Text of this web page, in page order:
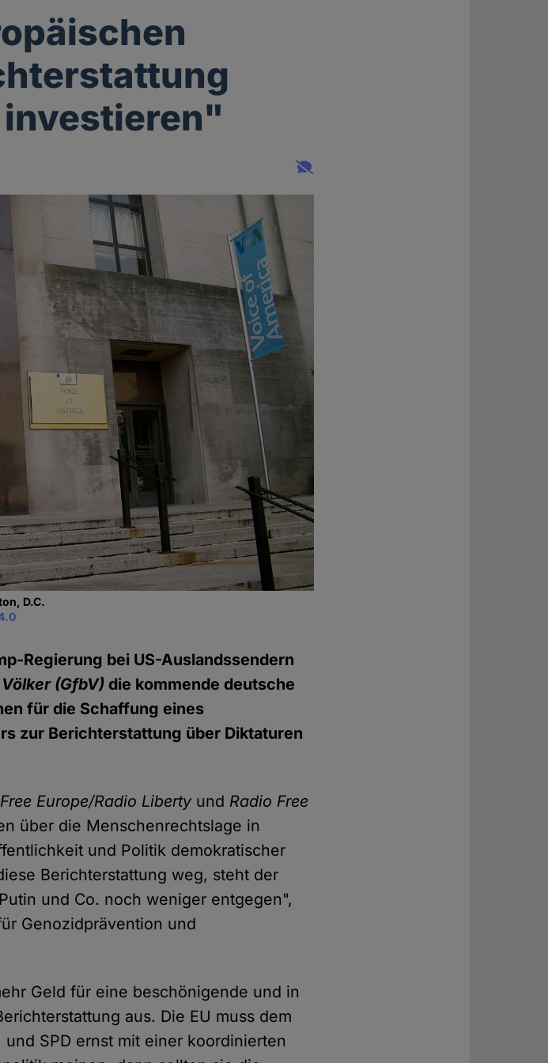
D.C.
Regierung bei US-Auslandssendern
(GfbV) die kommende deutsche
für die Schaffung eines
zur Berichterstattung über Diktaturen
Europe/Radio Libertyund Radio Free
über die Menschenrechtslage in
und Politik demokratischer
Berichterstattung weg, steht der
und Co. noch weniger entgegen",
Genozidprävention und
Geld für eine beschönigende und in
aus. Die EU muss dem
SPD ernst mit einer koordinierten